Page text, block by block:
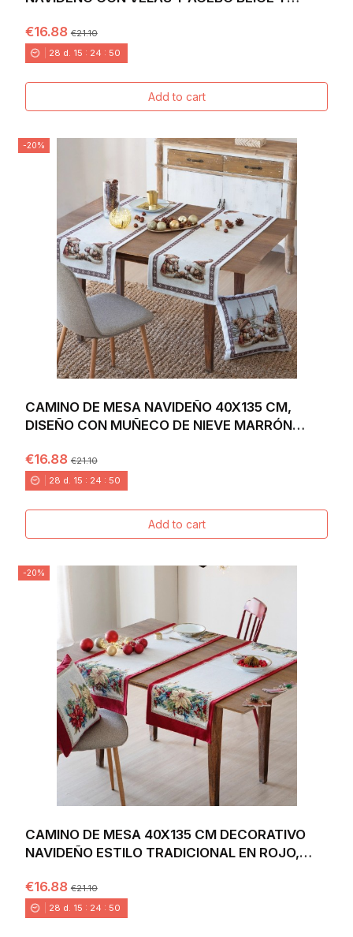
€16.88€21.10
28 d. 15 : 24 : 48
Add to cart
-20%
CAMINO DE MESA NAVIDEÑO 40X135 CM,
DISEÑO CON MUÑECO DE NIEVE MARRÓN
€16.88€21.10
28 d. 15 : 24 : 49
Add to cart
-20%
CAMINO DE MESA 40X135 CM DECORATIVO
NAVIDEÑO ESTILO TRADICIONAL EN ROJO,
€16.88€21.10
28 d. 15 : 24 : 49